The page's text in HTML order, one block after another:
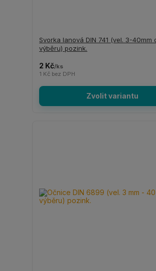
Svorka lanová DIN 741 (vel. 3-40mm
výběru) pozink.
2 Kč/ks
1 Kč bez DPH
Zvolit variantu